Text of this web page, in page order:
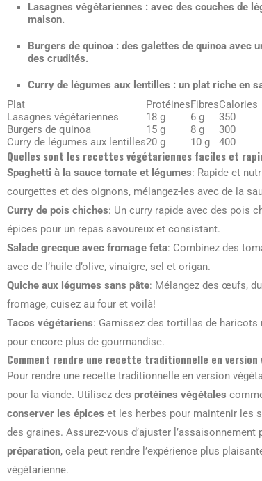
Lasagnes végétariennes : avec des couches de
maison.
Burgers de quinoa : des galettes de quinoa avec
des crudités.
Curry de légumes aux lentilles : un plat riche en
Plat
ProtéinesFibresCalories
Lasagnes végétariennes
18 g 6 g
350
Burgers de quinoa
15 g 8 g
300
Curry de légumes aux lentilles20 g 10 g 400
Quelles sont les recettes végétariennes faciles et
Spaghetti à la sauce tomate et légumes: Rapide et
courgettes et des oignons, mélangez-les avec de la
Curry de pois chiches: Un curry rapide avec des pois
épices pour un repas savoureux et consistant.
Salade grecque avec fromage feta: Combinez des
avec de l’huile d’olive, vinaigre, sel et origan.
Quiche aux légumes sans pâte: Mélangez des œufs,
fromage, cuisez au four et voilà!
Tacos végétariens: Garnissez des tortillas de
pour encore plus de gourmandise.
Comment rendre une recette traditionnelle en
Pour rendre une recette traditionnelle en version
pour la viande. Utilisez des protéines végétales
conserver les épices et les herbes pour maintenir les
des graines. Assurez-vous d’ajuster
préparation, cela peut rendre l’expérience plus
végétarienne.